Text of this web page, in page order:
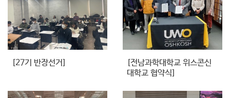
[27기 반장선거]
[전남과학대학교 위스콘신
대학교 협약식]